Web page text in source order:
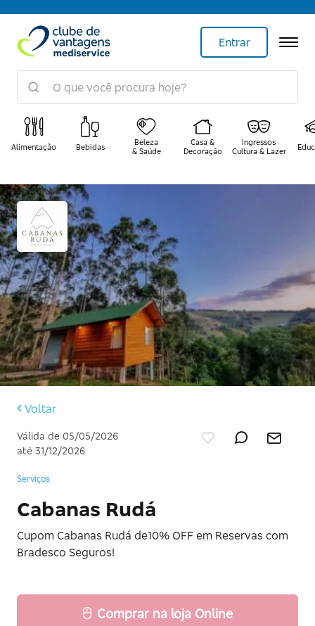
Entrar
Alimentação Bebidas
Beleza
& Saúde
Casa &
Decoração
Ingressos
Cultura & Lazer
Voltar
Válida de 05/05/2026
até 31/12/2026
Serviços
Cabanas Rudá
Cupom Cabanas Rudá de10% OFF em Reservas com
Bradesco Seguros!
Comprar na loja Online